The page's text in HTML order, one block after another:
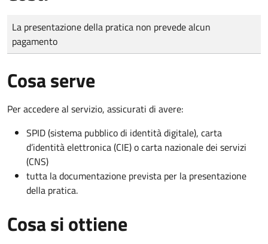
Tipo di pagamento
Importo
La presentazione della pratica non prevede alcun
pagamento
Cosa serve
Per accedere al servizio, assicurati di avere:
SPID (sistema pubblico di identità digitale), carta
d’identità elettronica (CIE) o carta nazionale dei servizi
(CNS)
tutta la documentazione prevista per la presentazione
della pratica.
Cosa si ottiene